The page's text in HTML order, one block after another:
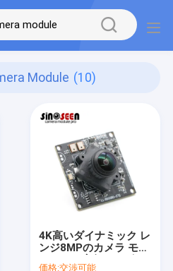
Module (10)
4K高いダイナミック レ
ンジ8MPのカメラ モジ
価格:交渉可能